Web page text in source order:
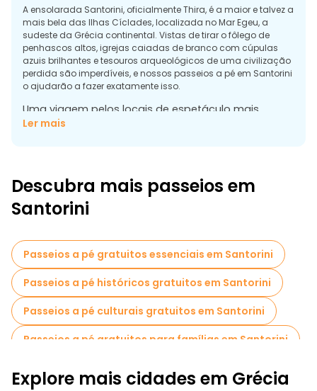
A ensolarada Santorini, oficialmente Thira, é a maior e talvez a
mais bela das Ilhas Cíclades, localizada no Mar Egeu, a
sudeste da Grécia continental. Vistas de tirar o fôlego de
penhascos altos, igrejas caiadas de branco com cúpulas
azuis brilhantes e tesouros arqueológicos de uma civilização
perdida são imperdíveis, e nossos passeios a pé em Santorini
o ajudarão a fazer exatamente isso.
Uma viagem pelos locais de espetáculo mais
deslumbrantes de Santorini
Cidade de Fira (Thira)
Fira, a capital de Santorini, é um lugar de casas caiadas de
branco, ruas sinuosas, pequenas praças e igrejas com
metros de altura, à beira de uma enorme caldeira, e chegar
até ela a partir do pequeno porto de Skala não é assim tão
fácil. Para o fazer, terá de subir 587 degraus.
Sítio Arqueológico de Akrotiri
Ler mais
Descubra mais passeios em
Santorini
Passeios a pé gratuitos essenciais em Santorini
Passeios a pé históricos gratuitos em Santorini
Passeios a pé culturais gratuitos em Santorini
Passeios a pé gratuitos para famílias em Santorini
Explore mais cidades em Grécia